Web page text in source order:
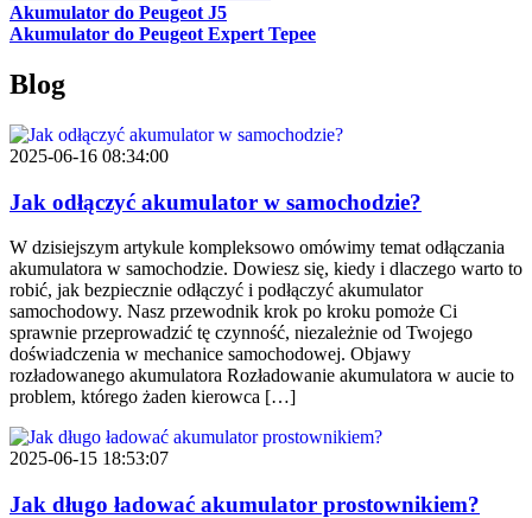
Akumulator do Peugeot J5
Akumulator do Peugeot Expert Tepee
Blog
2025-06-16 08:34:00
Jak odłączyć akumulator w samochodzie?
W dzisiejszym artykule kompleksowo omówimy temat odłączania
akumulatora w samochodzie. Dowiesz się, kiedy i dlaczego warto to
robić, jak bezpiecznie odłączyć i podłączyć akumulator
samochodowy. Nasz przewodnik krok po kroku pomoże Ci
sprawnie przeprowadzić tę czynność, niezależnie od Twojego
doświadczenia w mechanice samochodowej. Objawy
rozładowanego akumulatora Rozładowanie akumulatora w aucie to
problem, którego żaden kierowca […]
2025-06-15 18:53:07
Jak długo ładować akumulator prostownikiem?